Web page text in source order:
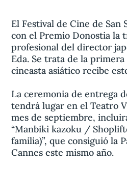
El Festival de Cine de San
con el Premio Donostia la
profesional del director
Eda. Se trata de la
cineasta asiático recibe
La ceremonia de entrega
tendrá lugar en el Teatro
mes de septiembre,
“Manbiki kazoku /
familia)”, que consiguió la
Cannes este mismo año.